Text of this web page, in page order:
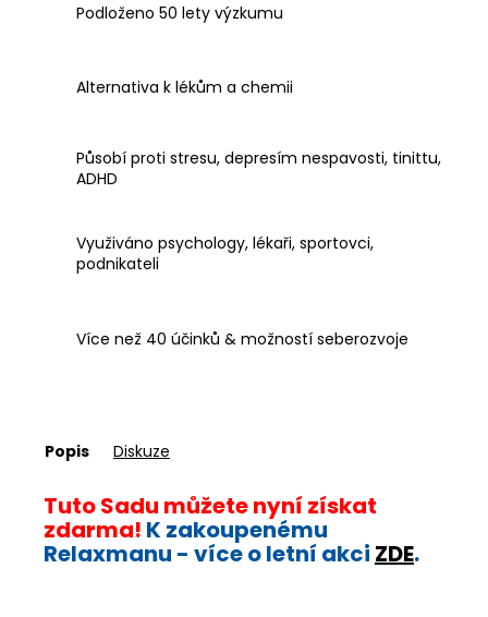
Podloženo 50 lety výzkumu
Alternativa k lékům a chemii
Působí proti stresu, depresím nespavosti, tinittu,
ADHD
Využiváno psychology, lékaři, sportovci,
podnikateli
Více než 40 účinků & možností seberozvoje
Popis Diskuze
Tuto Sadu můžete nyní získat
zdarma! K zakoupenému
Relaxmanu - více o letní akci ZDE.